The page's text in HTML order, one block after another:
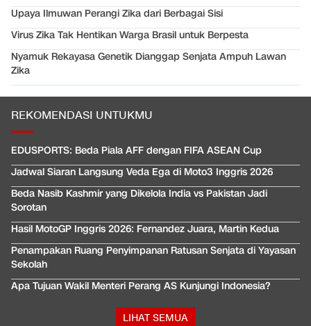
Upaya Ilmuwan Perangi Zika dari Berbagai Sisi
Virus Zika Tak Hentikan Warga Brasil untuk Berpesta
Nyamuk Rekayasa Genetik Dianggap Senjata Ampuh Lawan
Zika
REKOMENDASI UNTUKMU
EDUSPORTS: Beda Piala AFF dengan FIFA ASEAN Cup
Jadwal Siaran Langsung Veda Ega di Moto3 Inggris 2026
Beda Nasib Kashmir yang Dikelola India vs Pakistan Jadi
Sorotan
Hasil MotoGP Inggris 2026: Fernandez Juara, Martin Kedua
Penampakan Ruang Penyimpanan Ratusan Senjata di Yayasan
Sekolah
Apa Tujuan Wakil Menteri Perang AS Kunjungi Indonesia?
LIHAT SEMUA